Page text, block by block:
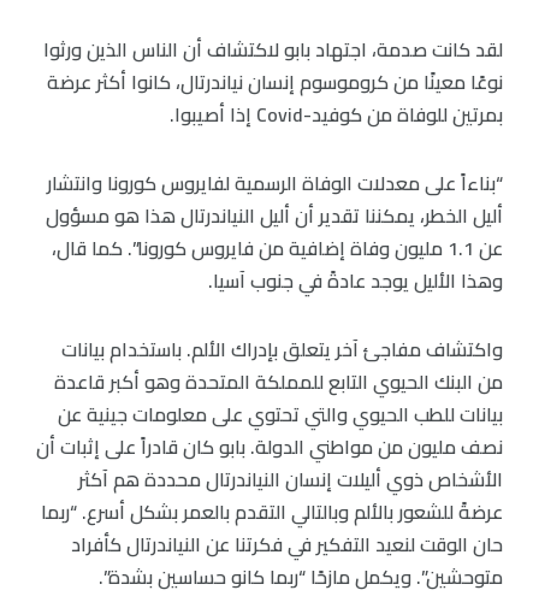
لقد كانت صدمة، اجتهاد بابو لاكتشاف أن الناس الذين ورثوا
نوعًا معينًا من كروموسوم إنسان نياندرتال، كانوا أكثر عرضة
بمرتين للوفاة من كوفيد-Covid إذا أصيبوا.
“بناءاً على معدلات الوفاة الرسمية لفايروس كورونا وانتشار
أليل الخطر، يمكننا تقدير أن أليل النياندرتال هذا هو مسؤول
عن 1.1 مليون وفاة إضافية من فايروس كورونا”. كما قال،
وهذا الأليل يوجد عادةً في جنوب آسيا.
واكتشاف مفاجئ آخر يتعلق بإدراك الألم. باستخدام بيانات
من البنك الحيوي التابع للمملكة المتحدة وهو أكبر قاعدة
بيانات للطب الحيوي والتي تحتوي على معلومات جينية عن
نصف مليون من مواطني الدولة. بابو كان قادراً على إثبات أن
الأشخاص ذوي أليلات إنسان النياندرتال محددة هم آكثر
عرضةً للشعور بالألم وبالتالي التقدم بالعمر بشكل أسرع. “ربما
حان الوقت لنعيد التفكير في فكرتنا عن النياندرتال كأفراد
متوحشين”. ويكمل مازحًا “ربما كانو حساسين بشدة”.